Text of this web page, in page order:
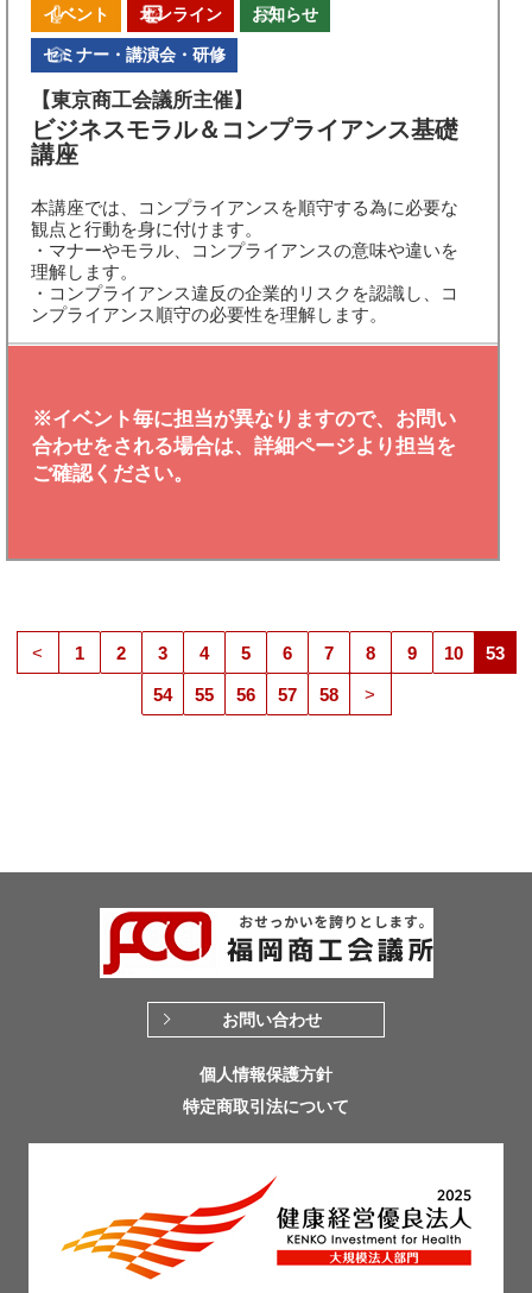
イベント オンライン お知らせ
セミナー・講演会・研修
【東京商工会議所主催】
ビジネスモラル＆コンプライアンス基礎
講座
本講座では、コンプライアンスを順守する為に必要な
観点と行動を身に付けます。
・マナーやモラル、コンプライアンスの意味や違いを
理解します。
・コンプライアンス違反の企業的リスクを認識し、コ
ンプライアンス順守の必要性を理解します。
※イベント毎に担当が異なりますので、お問い
合わせをされる場合は、詳細ページより担当を
ご確認ください。
< 1 2 3 4 5 6 7 8 9 10 53
54 55 56 57 58 >
お問い合わせ
個人情報保護方針
特定商取引法について